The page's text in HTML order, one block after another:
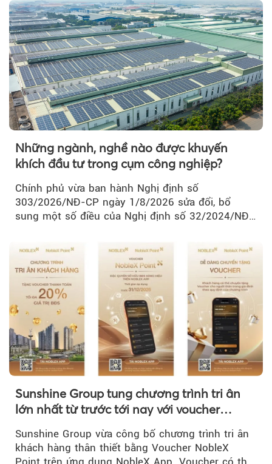
Những ngành, nghề nào được khuyến
khích đầu tư trong cụm công nghiệp?
Chính phủ vừa ban hành Nghị định số
303/2026/NĐ-CP ngày 1/8/2026 sửa đổi, bổ
sung một số điều của Nghị định số 32/2024/NĐ-
Sunshine Group tung chương trình tri ân
lớn nhất từ trước tới nay với voucher
NobleX Point cho khách hàng thân thiết
Sunshine Group vừa công bố chương trình tri ân
khách hàng thân thiết bằng Voucher NobleX